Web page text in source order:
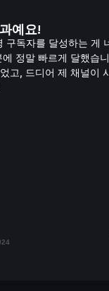
예요!
구독자를 달성하는 게
정말 빠르게 달했습
고, 드디어 제 채널이